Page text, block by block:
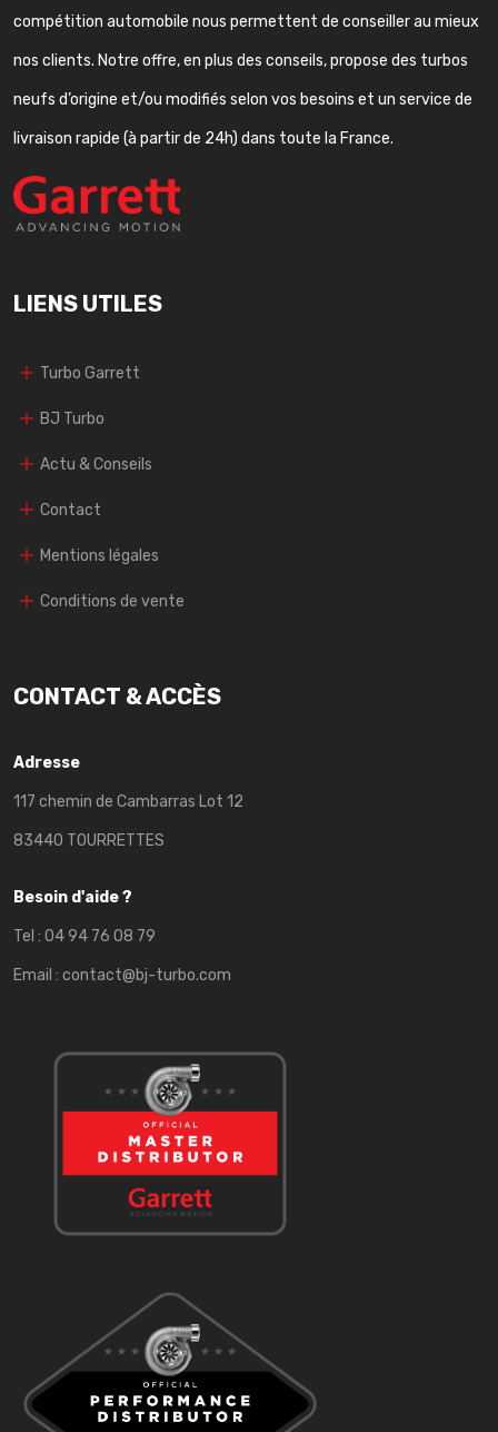
compétition automobile nous permettent de conseiller au mieux
nos clients. Notre offre, en plus des conseils, propose des turbos
neufs d’origine et/ou modifiés selon vos besoins et un service de
livraison rapide (à partir de 24h) dans toute la France.
LIENS UTILES
Turbo Garrett
BJ Turbo
Actu & Conseils
Contact
Mentions légales
Conditions de vente
CONTACT & ACCÈS
Adresse
117 chemin de Cambarras Lot 12
83440 TOURRETTES
Besoin d'aide ?
Tel : 04 94 76 08 79
Email : contact@bj-turbo.com